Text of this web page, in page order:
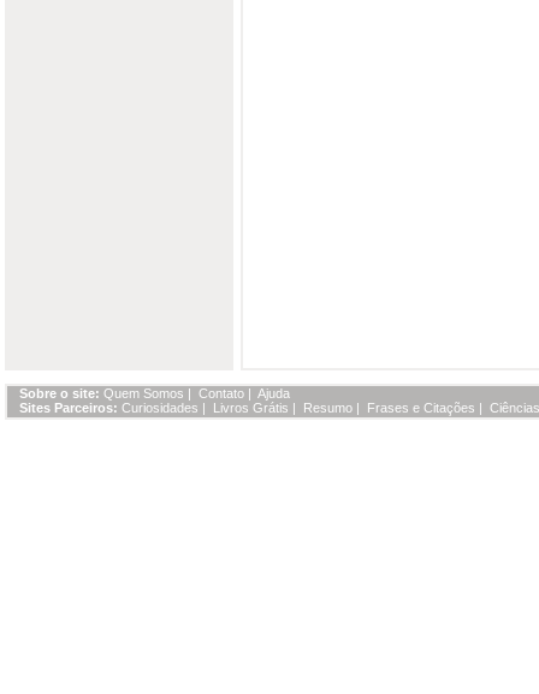
Sobre o site: Quem Somos | Contato | Ajuda
Sites Parceiros: Curiosidades | Livros Grátis | Resumo | Frases e Citações |